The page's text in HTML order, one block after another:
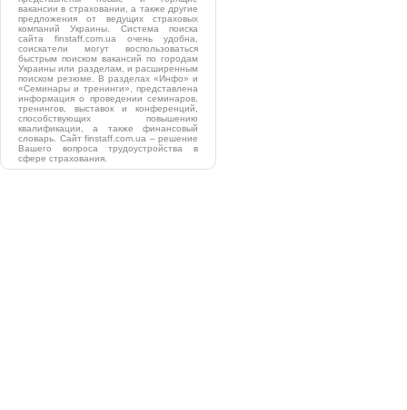
вакансии в страховании, а также другие
предложения от ведущих страховых
компаний Украины. Система поиска
сайта finstaff.com.ua очень удобна,
соискатели могут воспользоваться
быстрым поиском вакансий по городам
Украины или разделам, и расширенным
поиском резюме. В разделах «Инфо» и
«Семинары и тренинги», представлена
информация о проведении семинаров,
тренингов, выставок и конференций,
способствующих повышению
квалификации, а также финансовый
словарь. Сайт finstaff.com.ua – решение
Вашего вопроса трудоустройства в
сфере страхования.